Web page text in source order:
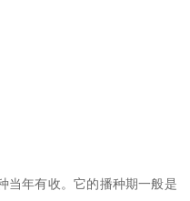
当年有收。它的播种期一般是